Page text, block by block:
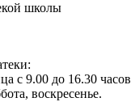
школы
с 9.00 до 16.30 часов
воскресенье.